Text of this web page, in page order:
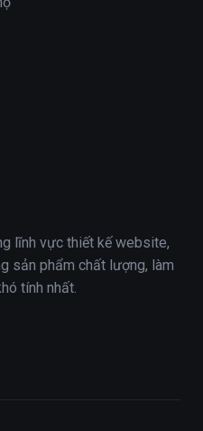
lĩnh vực thiết kế website,
sản phẩm chất lượng, làm
tính nhất.